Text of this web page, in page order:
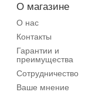
О магазине
О нас
Контакты
Гарантии и
преимущества
Сотрудничество
Ваше мнение